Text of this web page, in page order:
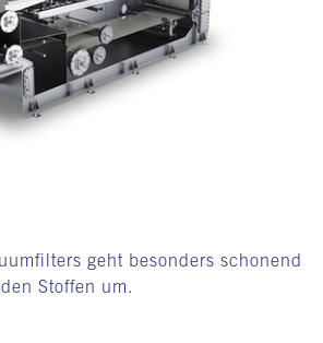
geht besonders schonend
Stoffen um.